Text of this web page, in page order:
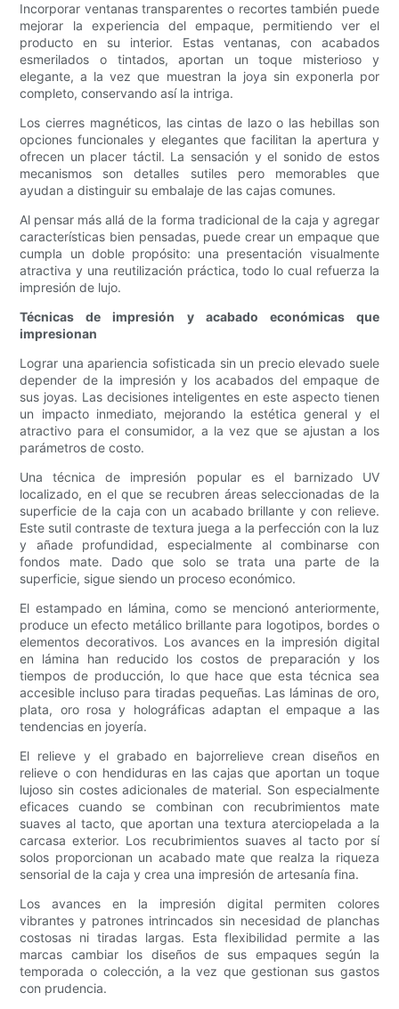
Incorporar ventanas transparentes o recortes también puede
mejorar la experiencia del empaque, permitiendo ver el
producto en su interior. Estas ventanas, con acabados
esmerilados o tintados, aportan un toque misterioso y
elegante, a la vez que muestran la joya sin exponerla por
completo, conservando así la intriga.
Los cierres magnéticos, las cintas de lazo o las hebillas son
opciones funcionales y elegantes que facilitan la apertura y
ofrecen un placer táctil. La sensación y el sonido de estos
mecanismos son detalles sutiles pero memorables que
ayudan a distinguir su embalaje de las cajas comunes.
Al pensar más allá de la forma tradicional de la caja y agregar
características bien pensadas, puede crear un empaque que
cumpla un doble propósito: una presentación visualmente
atractiva y una reutilización práctica, todo lo cual refuerza la
impresión de lujo.
Técnicas de impresión y acabado económicas que
impresionan
Lograr una apariencia sofisticada sin un precio elevado suele
depender de la impresión y los acabados del empaque de
sus joyas. Las decisiones inteligentes en este aspecto tienen
un impacto inmediato, mejorando la estética general y el
atractivo para el consumidor, a la vez que se ajustan a los
parámetros de costo.
Una técnica de impresión popular es el barnizado UV
localizado, en el que se recubren áreas seleccionadas de la
superficie de la caja con un acabado brillante y con relieve.
Este sutil contraste de textura juega a la perfección con la luz
y añade profundidad, especialmente al combinarse con
fondos mate. Dado que solo se trata una parte de la
superficie, sigue siendo un proceso económico.
El estampado en lámina, como se mencionó anteriormente,
produce un efecto metálico brillante para logotipos, bordes o
elementos decorativos. Los avances en la impresión digital
en lámina han reducido los costos de preparación y los
tiempos de producción, lo que hace que esta técnica sea
accesible incluso para tiradas pequeñas. Las láminas de oro,
plata, oro rosa y holográficas adaptan el empaque a las
tendencias en joyería.
El relieve y el grabado en bajorrelieve crean diseños en
relieve o con hendiduras en las cajas que aportan un toque
lujoso sin costes adicionales de material. Son especialmente
eficaces cuando se combinan con recubrimientos mate
suaves al tacto, que aportan una textura aterciopelada a la
carcasa exterior. Los recubrimientos suaves al tacto por sí
solos proporcionan un acabado mate que realza la riqueza
sensorial de la caja y crea una impresión de artesanía fina.
Los avances en la impresión digital permiten colores
vibrantes y patrones intrincados sin necesidad de planchas
costosas ni tiradas largas. Esta flexibilidad permite a las
marcas cambiar los diseños de sus empaques según la
temporada o colección, a la vez que gestionan sus gastos
con prudencia.